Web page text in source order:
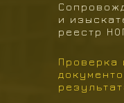
и
реестр
Проверка